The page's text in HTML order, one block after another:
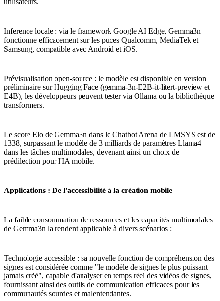
utilisateurs.
Inference locale : via le framework Google AI Edge, Gemma3n
fonctionne efficacement sur les puces Qualcomm, MediaTek et
Samsung, compatible avec Android et iOS.
Prévisualisation open-source : le modèle est disponible en version
préliminaire sur Hugging Face (gemma-3n-E2B-it-litert-preview et
E4B), les développeurs peuvent tester via Ollama ou la bibliothèque
transformers.
Le score Elo de Gemma3n dans le Chatbot Arena de LMSYS est de
1338, surpassant le modèle de 3 milliards de paramètres Llama4
dans les tâches multimodales, devenant ainsi un choix de
prédilection pour l'IA mobile.
Applications : De l'accessibilité à la création mobile
La faible consommation de ressources et les capacités multimodales
de Gemma3n la rendent applicable à divers scénarios :
Technologie accessible : sa nouvelle fonction de compréhension des
signes est considérée comme "le modèle de signes le plus puissant
jamais créé", capable d'analyser en temps réel des vidéos de signes,
fournissant ainsi des outils de communication efficaces pour les
communautés sourdes et malentendantes.